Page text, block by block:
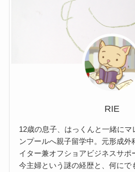
RIE
12歳の息子、はっくんと一緒に
ンプールへ親子留学中。元形成外
イター兼オフショアビジネスサポ
今主婦という謎の経歴と、何にで